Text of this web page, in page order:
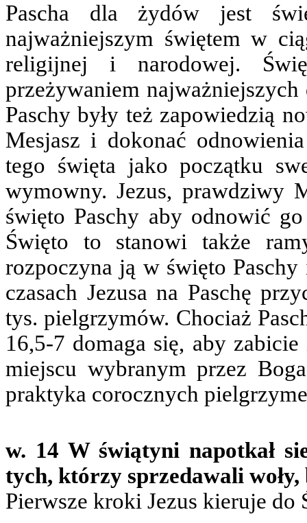
Pascha dla żydów jest
najważniejszym świętem w
religijnej i narodowej.
przeżywaniem
Paschy były też zapowiedzią
Mesjasz i dokonać
tego święta jako początku
wymowny. Jezus, prawdziwy
święto Paschy aby odnowić
Święto to stanowi także
rozpoczyna ją w święto
czasach Jezusa na Paschę
tys. pielgrzymów. Chociaż
16,5-7 domaga się, aby
miejscu wybranym przez
praktyka corocznych
w. 14 W świątyni napotkał
tych, którzy sprzedawali woły,
Pierwsze kroki Jezus kieruje